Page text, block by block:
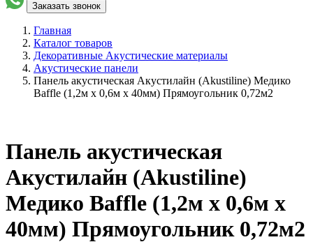
Заказать звонок
Главная
Каталог товаров
Декоративные Акустические материалы
Акустические панели
Панель акустическая Акустилайн (Akustiline) Медико
Baffle (1,2м x 0,6м х 40мм) Прямоугольник 0,72м2
Панель акустическая
Акустилайн (Akustiline)
Медико Baffle (1,2м x 0,6м х
40мм) Прямоугольник 0,72м2